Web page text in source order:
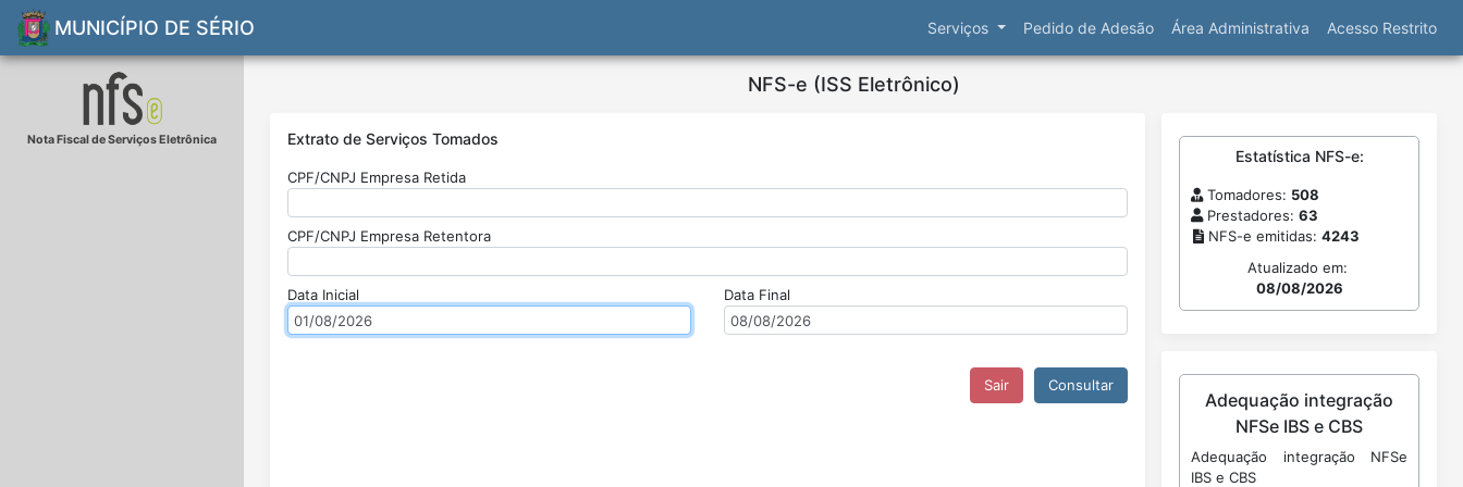
MUNICÍPIO DE SÉRIO Serviços Pedido de Adesão Área Administrativa Acesso Restrito
Nota Fiscal de Serviços Eletrônica
NFS-e (ISS Eletrônico)
Extrato de Serviços Tomados
CPF/CNPJ Empresa Retida
CPF/CNPJ Empresa Retentora
Data Inicial Data Final
Estatística NFS-e:
Tomadores: 508
Prestadores: 63
NFS-e emitidas: 4243
Atualizado em:
08/08/2026
Adequação integração
NFSe IBS e CBS
Adequação integração NFSe
IBS e CBS